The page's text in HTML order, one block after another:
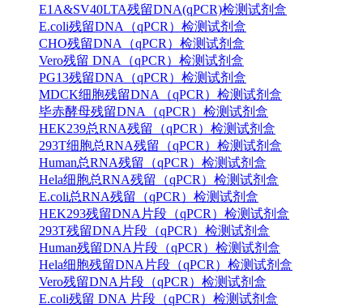
E1A&SV40LTA残留DNA(qPCR)检测试剂盒
E.coli残留DNA（qPCR）检测试剂盒
CHO残留DNA（qPCR）检测试剂盒
Vero残留 DNA（qPCR）检测试剂盒
PG13残留DNA（qPCR）检测试剂盒
MDCK细胞残留DNA（qPCR）检测试剂盒
毕赤酵母残留DNA（qPCR）检测试剂盒
HEK239总RNA残留（qPCR）检测试剂盒
293T细胞总RNA残留（qPCR）检测试剂盒
Human总RNA残留（qPCR）检测试剂盒
Hela细胞总RNA残留（qPCR）检测试剂盒
E.coli总RNA残留（qPCR）检测试剂盒
HEK293残留DNA片段（qPCR）检测试剂盒
293T残留DNA片段（qPCR）检测试剂盒
Human残留DNA片段（qPCR）检测试剂盒
Hela细胞残留DNA片段（qPCR）检测试剂盒
Vero残留DNA片段（qPCR）检测试剂盒
E.coli残留 DNA 片段（qPCR）检测试剂盒